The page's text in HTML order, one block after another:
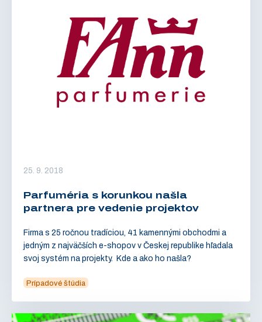
25. 9. 2018
Parfuméria s korunkou našla
partnera pre vedenie projektov
Firma s 25 ročnou tradíciou, 41 kamennými obchodmi a
jedným z najväčších e-shopov v Českej republike hľadala
svoj systém na projekty. Kde a ako ho našla?
Prípadové štúdia